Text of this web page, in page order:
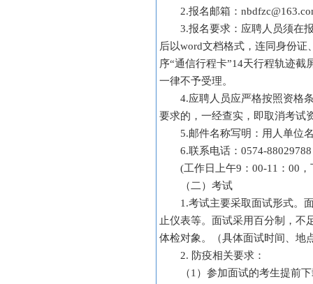
2.报名邮箱：
3.报名要求：应聘人员须在
后以word文档格式，连同身份
序“通信行程卡”14天行程轨迹
一律不予受理。
4.应聘人员应严格按照资格
要求的，一经查实，即取消考试
5.邮件名称写明：用人单位
6.联系电话：0574-88029788
(工作日上午9：00-11：00
（二）考试
1.考试主要采取面试形式。
止仪表等。面试采用百分制，不
体检对象。（具体面试时间、地
2. 防疫相关要求：
（1）参加面试的考生提前